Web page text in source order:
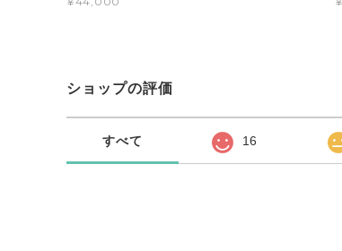
ショップの評価
すべて 16